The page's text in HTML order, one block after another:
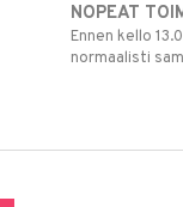
NOPEAT
Ennen kello
normaalisti